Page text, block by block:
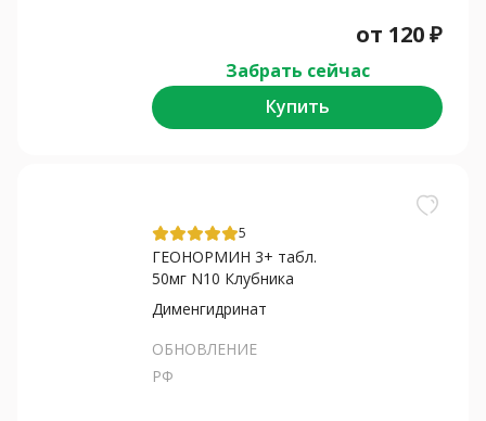
от 120₽
Забрать сейчас
Купить
5
ГЕОНОРМИН 3+ табл.
50мг N10 Клубника
Дименгидринат
ОБНОВЛЕНИЕ
РФ